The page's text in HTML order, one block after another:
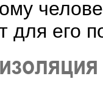
для его